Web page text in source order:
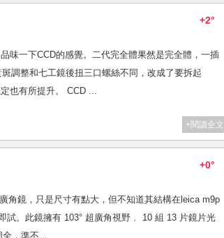
+2°
味一下CCD的感覺。二代完全體果然是完全體，一插
調整和七工鏡後扭三口螺絲不同，改成了要拆起
也有所提升。 CCD ...
+閱讀全文
+0°
角鏡，只是尺寸有點大，但不知道其結構在leica m9p
。此鏡擁有 103° 超廣角視野﹐ 10 組 13 片鏡片光
全，準不...